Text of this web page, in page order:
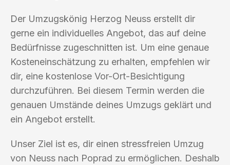
Der Umzugskönig Herzog Neuss erstellt dir
gerne ein individuelles Angebot, das auf deine
Bedürfnisse zugeschnitten ist. Um eine genaue
Kosteneinschätzung zu erhalten, empfehlen wir
dir, eine kostenlose Vor-Ort-Besichtigung
durchzuführen. Bei diesem Termin werden die
genauen Umstände deines Umzugs geklärt und
ein Angebot erstellt.
Unser Ziel ist es, dir einen stressfreien Umzug
von Neuss nach Poprad zu ermöglichen. Deshalb